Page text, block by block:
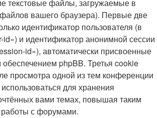
текстовые файлы, загружаемые в
вашего браузера). Первые две
идентификатор пользователя (в
и идентификатор анонимной сессии
id»), автоматически присвоенные
phpBB. Третья cookie
просмотра одной из тем конференции
для хранения
вами темах, повышая таким
работы с форумами.